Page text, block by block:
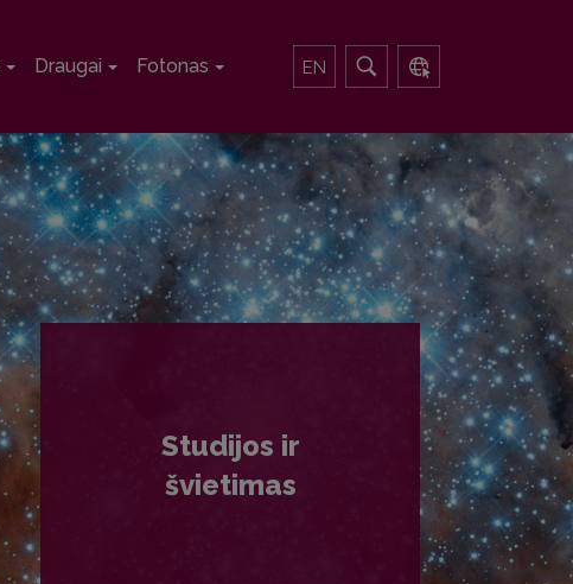
Draugai Fotonas EN
Studijos ir
švietimas